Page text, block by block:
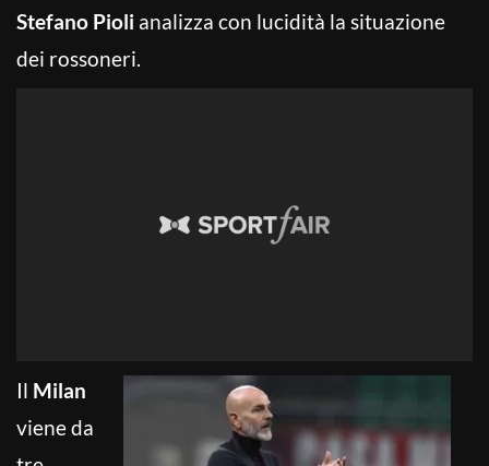
Stefano Pioli analizza con lucidità la situazione
dei rossoneri.
Il Milan
viene da